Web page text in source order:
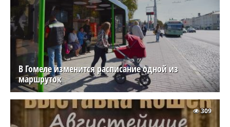
В Гомеле изменится расписание одной из
маршруток
309